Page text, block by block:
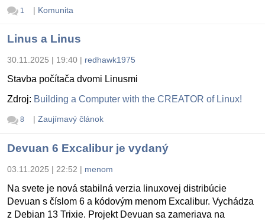
1 | Komunita
Linus a Linus
30.11.2025 | 19:40 | redhawk1975
Stavba počítača dvomi Linusmi
Zdroj: Building a Computer with the CREATOR of Linux!
8 | Zaujímavý článok
Devuan 6 Excalibur je vydaný
03.11.2025 | 22:52 | menom
Na svete je nová stabilná verzia linuxovej distribúcie
Devuan s číslom 6 a kódovým menom Excalibur. Vychádza
z Debian 13 Trixie. Projekt Devuan sa zameriava na